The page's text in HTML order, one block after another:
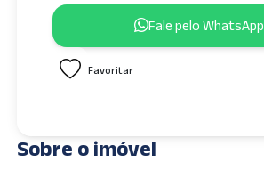
d
t
a
+
Fale pelo WhatsApp
Favoritar
Sobre o imóvel